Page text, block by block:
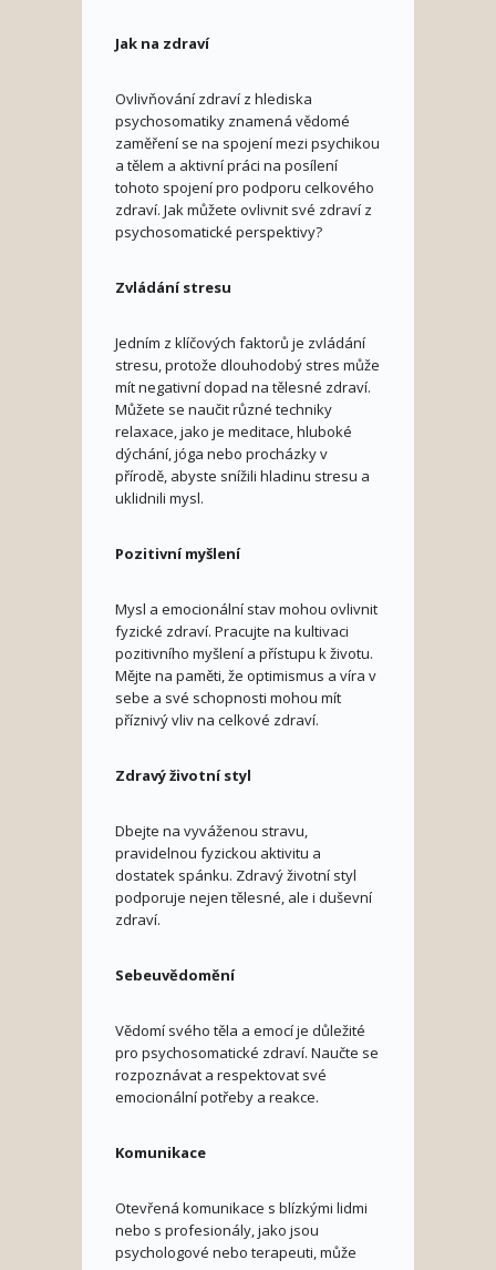
Jak na zdraví
Ovlivňování zdraví z hlediska
psychosomatiky znamená vědomé
zaměření se na spojení mezi psychikou
a tělem a aktivní práci na posílení
tohoto spojení pro podporu celkového
zdraví. Jak můžete ovlivnit své zdraví z
psychosomatické perspektivy?
Zvládání stresu
Jedním z klíčových faktorů je zvládání
stresu, protože dlouhodobý stres může
mít negativní dopad na tělesné zdraví.
Můžete se naučit různé techniky
relaxace, jako je meditace, hluboké
dýchání, jóga nebo procházky v
přírodě, abyste snížili hladinu stresu a
uklidnili mysl.
Pozitivní myšlení
Mysl a emocionální stav mohou ovlivnit
fyzické zdraví. Pracujte na kultivaci
pozitivního myšlení a přístupu k životu.
Mějte na paměti, že optimismus a víra v
sebe a své schopnosti mohou mít
příznivý vliv na celkové zdraví.
Zdravý životní styl
Dbejte na vyváženou stravu,
pravidelnou fyzickou aktivitu a
dostatek spánku. Zdravý životní styl
podporuje nejen tělesné, ale i duševní
zdraví.
Sebeuvědomění
Vědomí svého těla a emocí je důležité
pro psychosomatické zdraví. Naučte se
rozpoznávat a respektovat své
emocionální potřeby a reakce.
Komunikace
Otevřená komunikace s blízkými lidmi
nebo s profesionály, jako jsou
psychologové nebo terapeuti, může